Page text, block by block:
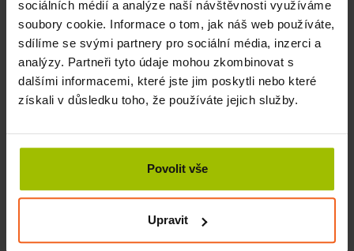
sociálních médií a analýze naší návštěvnosti využíváme
soubory cookie. Informace o tom, jak náš web používáte,
sdílíme se svými partnery pro sociální média, inzerci a
analýzy. Partneři tyto údaje mohou zkombinovat s
dalšími informacemi, které jste jim poskytli nebo které
získali v důsledku toho, že používáte jejich služby.
Povolit vše
Upravit
SKLADEM
1125 Kč KOUPIT